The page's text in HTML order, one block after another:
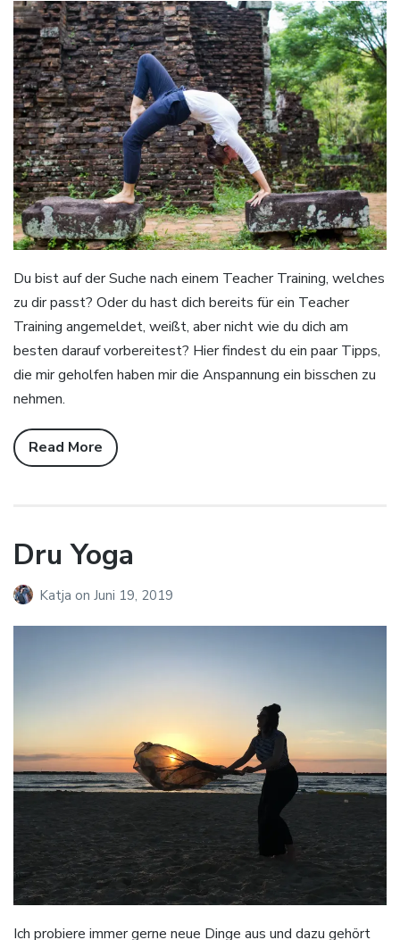
Du bist auf der Suche nach einem Teacher Training, welches
zu dir passt? Oder du hast dich bereits für ein Teacher
Training angemeldet, weißt, aber nicht wie du dich am
besten darauf vorbereitest? Hier findest du ein paar Tipps,
die mir geholfen haben mir die Anspannung ein bisschen zu
nehmen.
Read More
Dru Yoga
Katja on Juni 19, 2019
Ich probiere immer gerne neue Dinge aus und dazu gehört